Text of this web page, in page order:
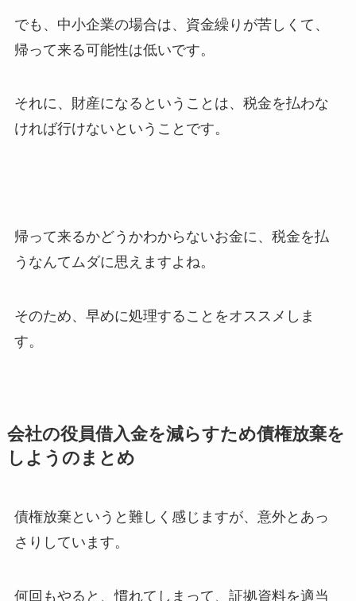
でも、中小企業の場合は、資金繰りが苦しくて、
帰って来る可能性は低いです。
それに、財産になるということは、税金を払わな
ければ行けないということです。
帰って来るかどうかわからないお金に、税金を払
うなんてムダに思えますよね。
そのため、早めに処理することをオススメしま
す。
会社の役員借入金を減らすため債権放棄を
しようのまとめ
債権放棄というと難しく感じますが、意外とあっ
さりしています。
何回もやると、慣れてしまって、証拠資料を適当